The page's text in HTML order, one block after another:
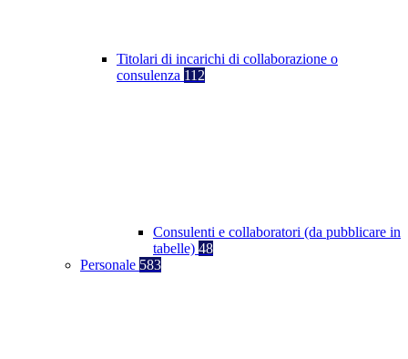
Titolari di incarichi di collaborazione o
consulenza 112
Consulenti e collaboratori (da pubblicare in
tabelle) 48
Personale 583